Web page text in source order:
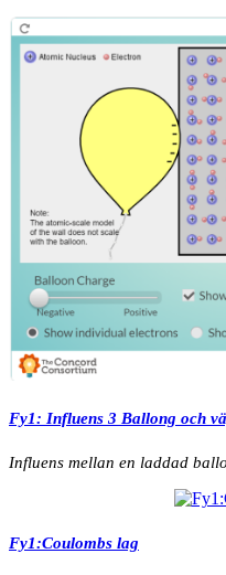
Fy1: Influens 3 Ballong och
Influens mellan en laddad
Fy1:Coulombs lag